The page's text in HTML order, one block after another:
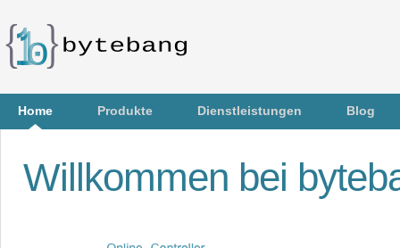
Home Produkte Dienstleistungen Blog
Willkommen bei